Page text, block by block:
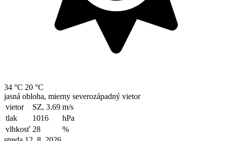
34 °C 20 °C
jasná obloha, mierny severozápadný vietor
vietor
SZ, 3.69 m/s
tlak
1016
hPa
vlhkosť 28
%